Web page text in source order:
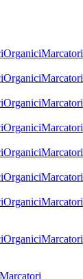
OrganiciMarcatori
OrganiciMarcatori
OrganiciMarcatori
OrganiciMarcatori
OrganiciMarcatori
OrganiciMarcatori
OrganiciMarcatori
OrganiciMarcatori
Marcatori